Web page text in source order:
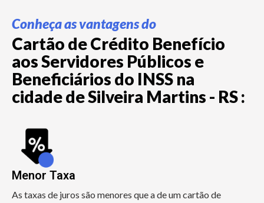
Conheça as vantagens do
Cartão de Crédito Benefício
aos Servidores Públicos e
Beneficiários do INSS na
cidade de Silveira Martins - RS :
Menor Taxa
As taxas de juros são menores que a de um cartão de